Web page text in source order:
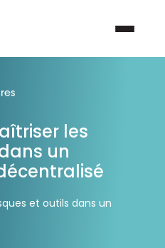
les
un
et outils dans un